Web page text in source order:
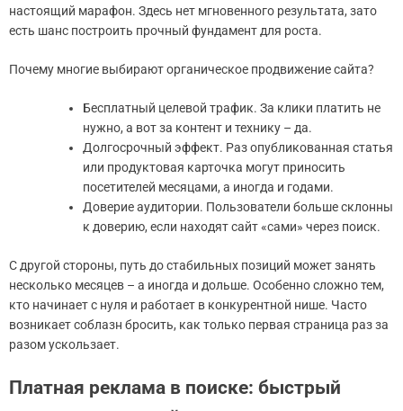
настоящий марафон. Здесь нет мгновенного результата, зато
есть шанс построить прочный фундамент для роста.
Почему многие выбирают органическое продвижение сайта?
Бесплатный целевой трафик. За клики платить не
нужно, а вот за контент и технику – да.
Долгосрочный эффект. Раз опубликованная статья
или продуктовая карточка могут приносить
посетителей месяцами, а иногда и годами.
Доверие аудитории. Пользователи больше склонны
к доверию, если находят сайт «сами» через поиск.
С другой стороны, путь до стабильных позиций может занять
несколько месяцев – а иногда и дольше. Особенно сложно тем,
кто начинает с нуля и работает в конкурентной нише. Часто
возникает соблазн бросить, как только первая страница раз за
разом ускользает.
Платная реклама в поиске: быстрый